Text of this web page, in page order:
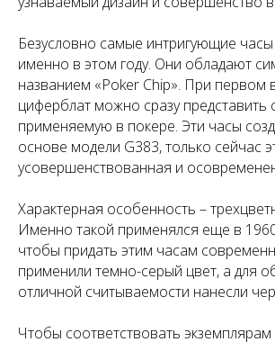
Безусловно самые интригующие
именно в этом году. Они обладают
названием «Poker Chip». При первом
циферблат можно сразу представить
применяемую в покере. Эти часы
основе модели G383, только сейчас
усовершенствованная и
Характерная особенность –
Именно такой применялся еще в 1960
чтобы придать этим часам
применили темно-серый цвет, а для
отличной считываемости нанесли
Чтобы соответствовать